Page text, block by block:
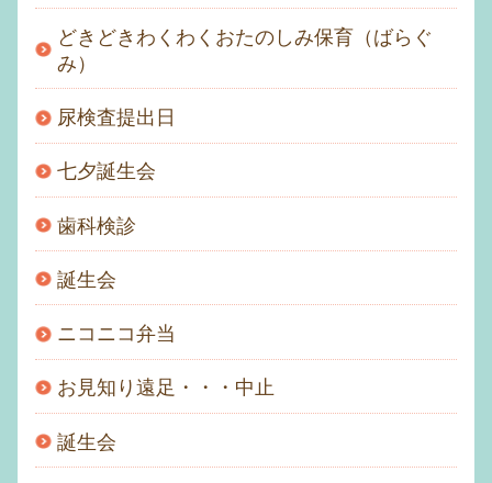
どきどきわくわくおたのしみ保育（ばらぐ
み）
尿検査提出日
七夕誕生会
歯科検診
誕生会
ニコニコ弁当
お見知り遠足・・・中止
誕生会